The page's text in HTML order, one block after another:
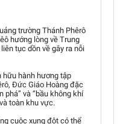
trường Thánh Phêrô
hướng lòng về Trung
tục dồn về gây ra nỗi
hữu hành hương tập
Đức Giáo Hoàng đặc
phá” và “bầu không khí
toàn khu vực.
cuộc xung đột có thể